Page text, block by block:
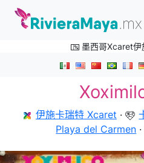
墨西哥Xcaret伊
伊施卡瑞特 Xcaret ·
Playa del Carmen